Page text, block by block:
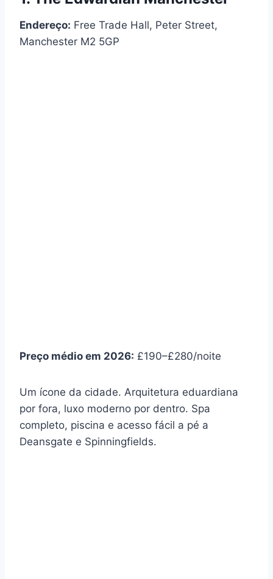
Endereço: Free Trade Hall, Peter Street,
Manchester M2 5GP
Preço médio em 2026: £190–£280/noite
Um ícone da cidade. Arquitetura eduardiana
por fora, luxo moderno por dentro. Spa
completo, piscina e acesso fácil a pé a
Deansgate e Spinningfields.